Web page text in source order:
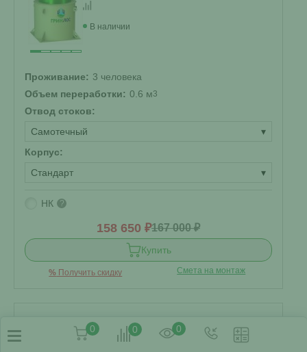
В наличии
Проживание: 3 человека
Объем переработки: 0.6 м3
Отвод стоков:
Самотечный
▾
Корпус:
Стандарт
▾
НК ?
158 650 ₽167 000 ₽
Купить
% Получить скидку Смета на монтаж
Септик Малахит 6 ПР
0 0 0